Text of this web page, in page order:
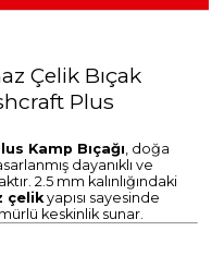
Çelik Bıçak
Plus
Kamp Bıçağı , doğa
dayanıklı ve
2.5 mm kalınlığındaki
çelik yapısı sayesinde
keskinlik sunar.